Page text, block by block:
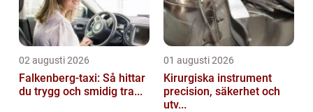
02 augusti 2026
Falkenberg-taxi: Så hittar
du trygg och smidig tra...
01 augusti 2026
Kirurgiska instrument
precision, säkerhet och
utv...